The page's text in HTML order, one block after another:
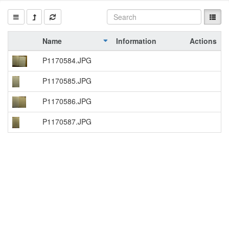
Name Information
Actions
P1170584.JPG
P1170585.JPG
P1170586.JPG
P1170587.JPG